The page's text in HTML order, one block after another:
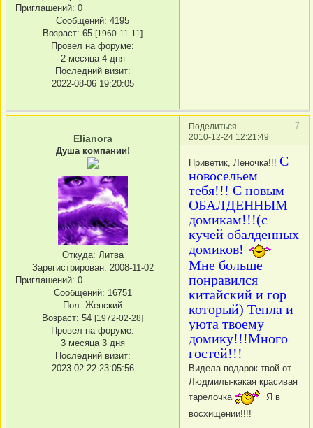
Приглашений: 0
Сообщений: 4195
Возраст: 65 [1960-11-11]
Провел на форуме:
2 месяца 4 дня
Последний визит:
2022-08-06 19:20:05
Поделиться
7
2010-12-24 12:21:49
Elianora
Душа компании!
Откуда: Литва
Зарегистрирован: 2008-11-02
Приглашений: 0
Сообщений: 16751
Пол: Женский
Возраст: 54 [1972-02-28]
Провел на форуме:
3 месяца 3 дня
Последний визит:
2023-02-22 23:05:56
Приветик, Леночка!!! С
новосельем
тебя!!! С новым
ОБАЛДЕННЫМ
домикам!!!(с
кучей обалденных
домиков!
Мне больше
понравился
китайский и гор
который) Тепла и
уюта твоему
домику!!!Много
гостей!!!
Видела подарок твой от
Людмилы-какая красивая
тарелочка
Я в
восхищении!!!!